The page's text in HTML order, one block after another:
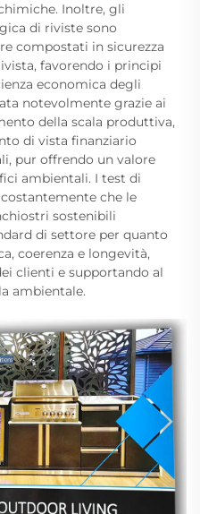
Inoltre, gli
di riviste sono
compostati in sicurezza
favorendo i principi
economica degli
notevolmente grazie ai
della scala produttiva,
di vista finanziario
pur offrendo un valore
ambientali. I test di
che le
sostenibili
di settore per quanto
coerenza e longevità,
clienti e supportando al
ambientale.